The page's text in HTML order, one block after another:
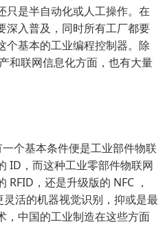
只是半自动化或人工操作。在
深入普及，同时所有工厂都要
个基本的工业编程控制器。除
和联网信息化方面，也有大量
个基本条件便是工业部件物联
ID，而这种工业零部件物联网
，还是升级版的 NFC ，
活的机器视觉识别，抑或是最
，中国的工业制造在这些方面